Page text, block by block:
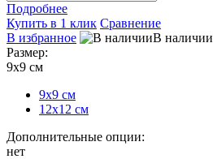
Подробнее
Купить в 1 клик Сравнение
В избранное
В наличии
Размер:
9х9 см
9х9 см
12х12 см
Дополнительные опции:
нет